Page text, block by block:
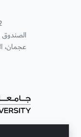
الصندوق
عجمان،